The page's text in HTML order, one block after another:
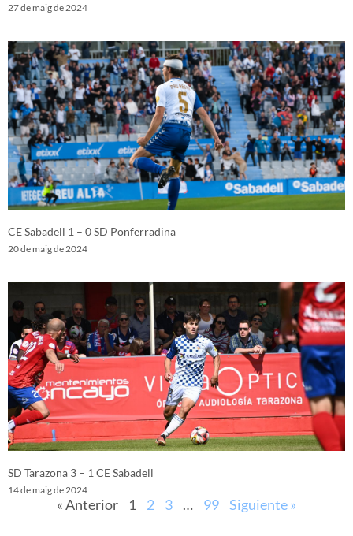
27 de maig de 2024
CE Sabadell 1 – 0 SD Ponferradina
20 de maig de 2024
SD Tarazona 3 – 1 CE Sabadell
14 de maig de 2024
« Anterior 1 2 3 … 99 Siguiente »